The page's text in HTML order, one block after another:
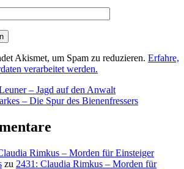
Akismet, um Spam zu reduzieren. Erfahre,
verarbeitet werden.
– Jagd auf den Anwalt
– Die Spur des Bienenfressers
Rimkus – Morden für Einsteiger
zu 2431: Claudia Rimkus – Morden für